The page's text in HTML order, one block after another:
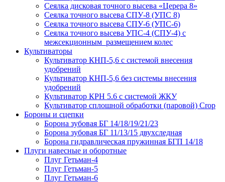
Сеялка дисковая точного высева «Церера 8»
Сеялка точного высева СПУ-8 (УПС 8)
Сеялка точного высева СПУ-6 (УПС-6)
Сеялка точного высева УПС-4 (СПУ-4) с
межсекционным размещением колес
Культиваторы
Культиватор КНП-5,6 с системой внесения
удобрений
Культиватор КНП-5,6 без системы внесения
удобрений
Культиватор КРН 5.6 с системой ЖКУ
Культиватор сплошной обработки (паровой) Crop
Бороны и сцепки
Борона зубовая БГ 14/18/19/21/23
Борона зубовая БГ 11/13/15 двухследная
Борона гидравлическая пружинная БГП 14/18
Плуги навесные и оборотные
Плуг Гетьман-4
Плуг Гетьман-5
Плуг Гетьман-6